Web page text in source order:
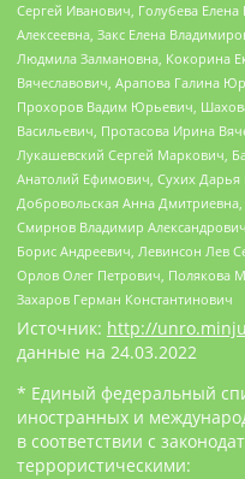
Сергей Иванович, Голубева
Алексеевна, Закс Елена
Людмила Залмановна, Кокорина
Вячеславович, Арапова Галина
Прохоров Вадим Юрьевич,
Васильевич, Протасова Ирина
Лукашевский Сергей Маркович,
Анатолий Ефимович, Сухих
Добровольская Анна Дмитриевна,
Смирнов Владимир
Борис Андреевич, Левинсон Лев
Орлов Олег Петрович, Полякова
Захаров Герман Константинович
Источник: http://
данные на 24.03.2022
* Единый федеральный
иностранных и
в соответствии с
террористическими: